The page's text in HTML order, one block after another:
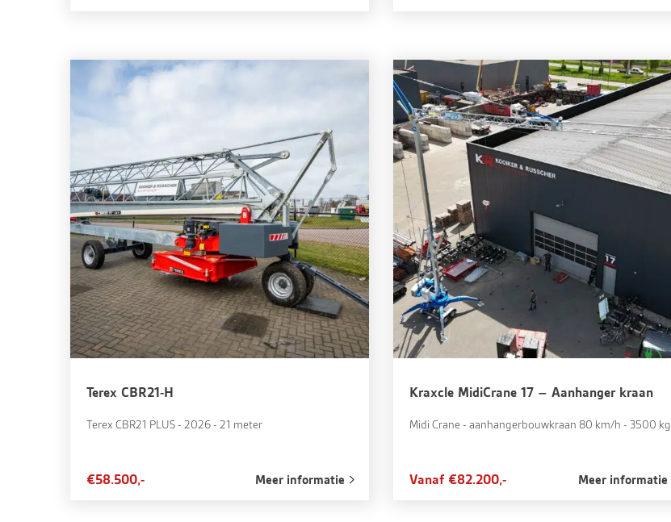
Terex CBR21-H
Terex CBR21 PLUS - 2026 - 21 meter
€58.500,- Meer informatie
Kraxcle MidiCrane 17 – Aanhanger kraan
Midi Crane - aanhangerbouwkraan 80 km/h - 3500 kg
Vanaf €82.200,- Meer informatie